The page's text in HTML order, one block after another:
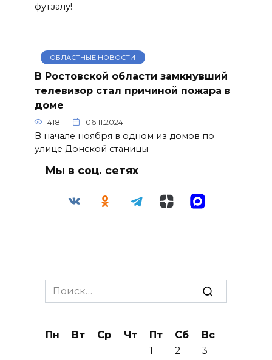
футзалу!
ОБЛАСТНЫЕ НОВОСТИ
В Ростовской области замкнувший
телевизор стал причиной пожара в
доме
418 06.11.2024
В начале ноября в одном из домов по
улице Донской станицы
Мы в соц. сетях
Search
for:
Пн Вт Ср Чт Пт Сб
Вс
1
2
3